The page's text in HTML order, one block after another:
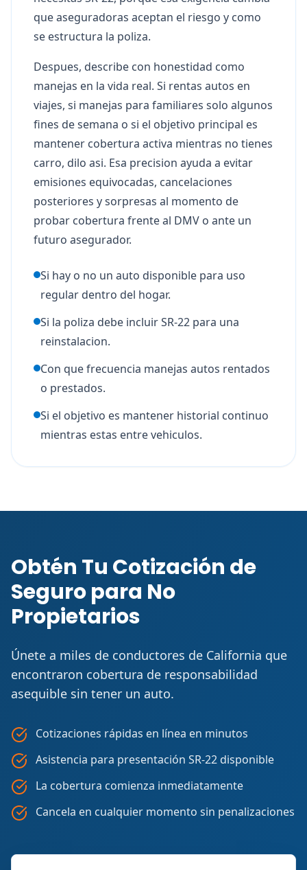
que aseguradoras aceptan el riesgo y como
se estructura la poliza.
Despues, describe con honestidad como
manejas en la vida real. Si rentas autos en
viajes, si manejas para familiares solo algunos
fines de semana o si el objetivo principal es
mantener cobertura activa mientras no tienes
carro, dilo asi. Esa precision ayuda a evitar
emisiones equivocadas, cancelaciones
posteriores y sorpresas al momento de
probar cobertura frente al DMV o ante un
futuro asegurador.
Si hay o no un auto disponible para uso
regular dentro del hogar.
Si la poliza debe incluir SR-22 para una
reinstalacion.
Con que frecuencia manejas autos rentados
o prestados.
Si el objetivo es mantener historial continuo
mientras estas entre vehiculos.
Obtén Tu Cotización de
Seguro para No
Propietarios
Únete a miles de conductores de California que
encontraron cobertura de responsabilidad
asequible sin tener un auto.
Cotizaciones rápidas en línea en minutos
Asistencia para presentación SR-22 disponible
La cobertura comienza inmediatamente
Cancela en cualquier momento sin penalizaciones